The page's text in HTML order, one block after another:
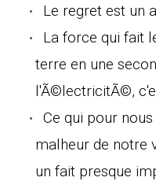
Le regret est un
La force qui fait
terre en une
l'Ã©lectricitÃ©,
Ce qui pour
malheur de notre
un fait presque